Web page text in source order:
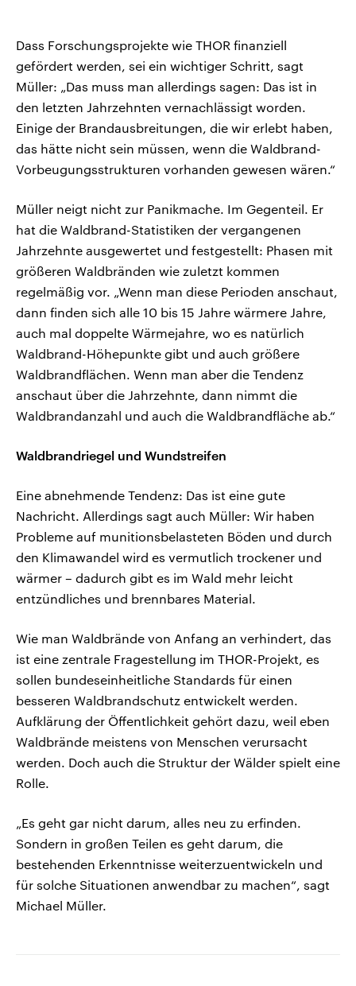
Dass Forschungsprojekte wie THOR finanziell
gefördert werden, sei ein wichtiger Schritt, sagt
Müller: „Das muss man allerdings sagen: Das ist in
den letzten Jahrzehnten vernachlässigt worden.
Einige der Brandausbreitungen, die wir erlebt haben,
das hätte nicht sein müssen, wenn die Waldbrand-
Vorbeugungsstrukturen vorhanden gewesen wären.“
Müller neigt nicht zur Panikmache. Im Gegenteil. Er
hat die Waldbrand-Statistiken der vergangenen
Jahrzehnte ausgewertet und festgestellt: Phasen mit
größeren Waldbränden wie zuletzt kommen
regelmäßig vor. „Wenn man diese Perioden anschaut,
dann finden sich alle 10 bis 15 Jahre wärmere Jahre,
auch mal doppelte Wärmejahre, wo es natürlich
Waldbrand-Höhepunkte gibt und auch größere
Waldbrandflächen. Wenn man aber die Tendenz
anschaut über die Jahrzehnte, dann nimmt die
Waldbrandanzahl und auch die Waldbrandfläche ab.“
Waldbrandriegel und Wundstreifen
Eine abnehmende Tendenz: Das ist eine gute
Nachricht. Allerdings sagt auch Müller: Wir haben
Probleme auf munitionsbelasteten Böden und durch
den Klimawandel wird es vermutlich trockener und
wärmer – dadurch gibt es im Wald mehr leicht
entzündliches und brennbares Material.
Wie man Waldbrände von Anfang an verhindert, das
ist eine zentrale Fragestellung im THOR-Projekt, es
sollen bundeseinheitliche Standards für einen
besseren Waldbrandschutz entwickelt werden.
Aufklärung der Öffentlichkeit gehört dazu, weil eben
Waldbrände meistens von Menschen verursacht
werden. Doch auch die Struktur der Wälder spielt eine
Rolle.
„Es geht gar nicht darum, alles neu zu erfinden.
Sondern in großen Teilen es geht darum, die
bestehenden Erkenntnisse weiterzuentwickeln und
für solche Situationen anwendbar zu machen“, sagt
Michael Müller.